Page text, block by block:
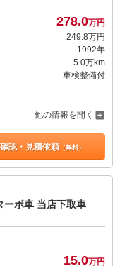
278.0万円
249. 8万円
1992年
5.0万km
車検整備付
他の情報を開く
認・見積依頼（無料）
ーボ車 当店下取車
15.0万円